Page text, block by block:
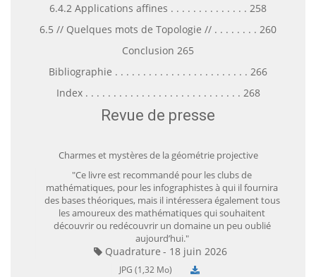
6.4.2 Applications affines . . . . . . . . . . . . . . 258
6.5 // Quelques mots de Topologie // . . . . . . . . 260
Conclusion 265
Bibliographie . . . . . . . . . . . . . . . . . . . . . . . . 266
Index . . . . . . . . . . . . . . . . . . . . . . . . . . . . 268
Revue de presse
Charmes et mystères de la géométrie projective
"Ce livre est recommandé pour les clubs de
mathématiques, pour les infographistes à qui il fournira
des bases théoriques, mais il intéressera également tous
les amoureux des mathématiques qui souhaitent
découvrir ou redécouvrir un domaine un peu oublié
aujourd’hui."
Quadrature 18 juin 2026
JPG (1,32 Mo)